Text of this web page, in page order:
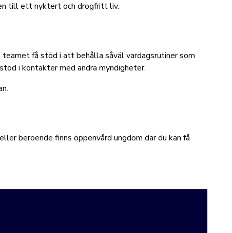
till ett nyktert och drogfritt liv.
teamet få stöd i att behålla såväl vardagsrutiner som
i kontakter med andra myndigheter.
beroende finns öppenvård ungdom där du kan få